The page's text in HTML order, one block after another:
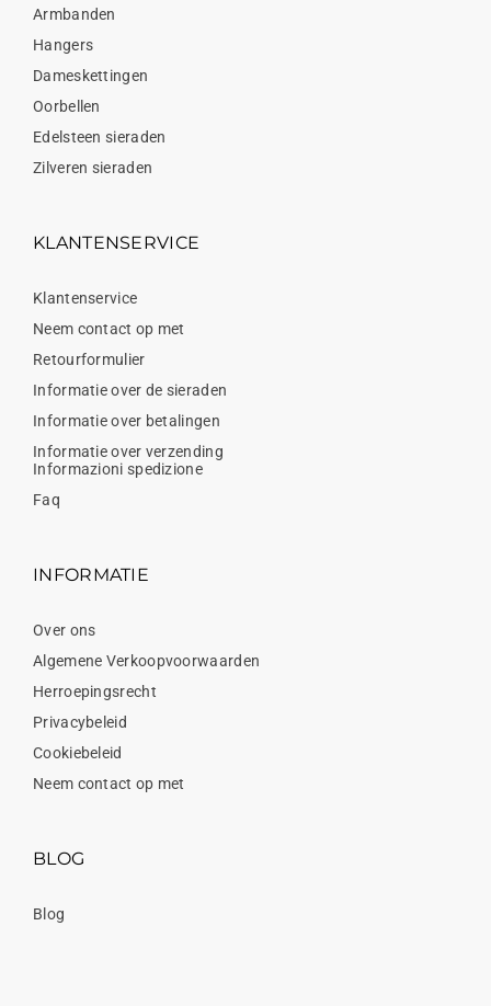
Armbanden
Hangers
Dameskettingen
Oorbellen
Edelsteen sieraden
Zilveren sieraden
KLANTENSERVICE
Klantenservice
Neem contact op met
Retourformulier
Informatie over de sieraden
Informatie over betalingen
Informatie over verzending
Informazioni spedizione
Faq
INFORMATIE
Over ons
Algemene Verkoopvoorwaarden
Herroepingsrecht
Privacybeleid
Cookiebeleid
Neem contact op met
BLOG
Blog